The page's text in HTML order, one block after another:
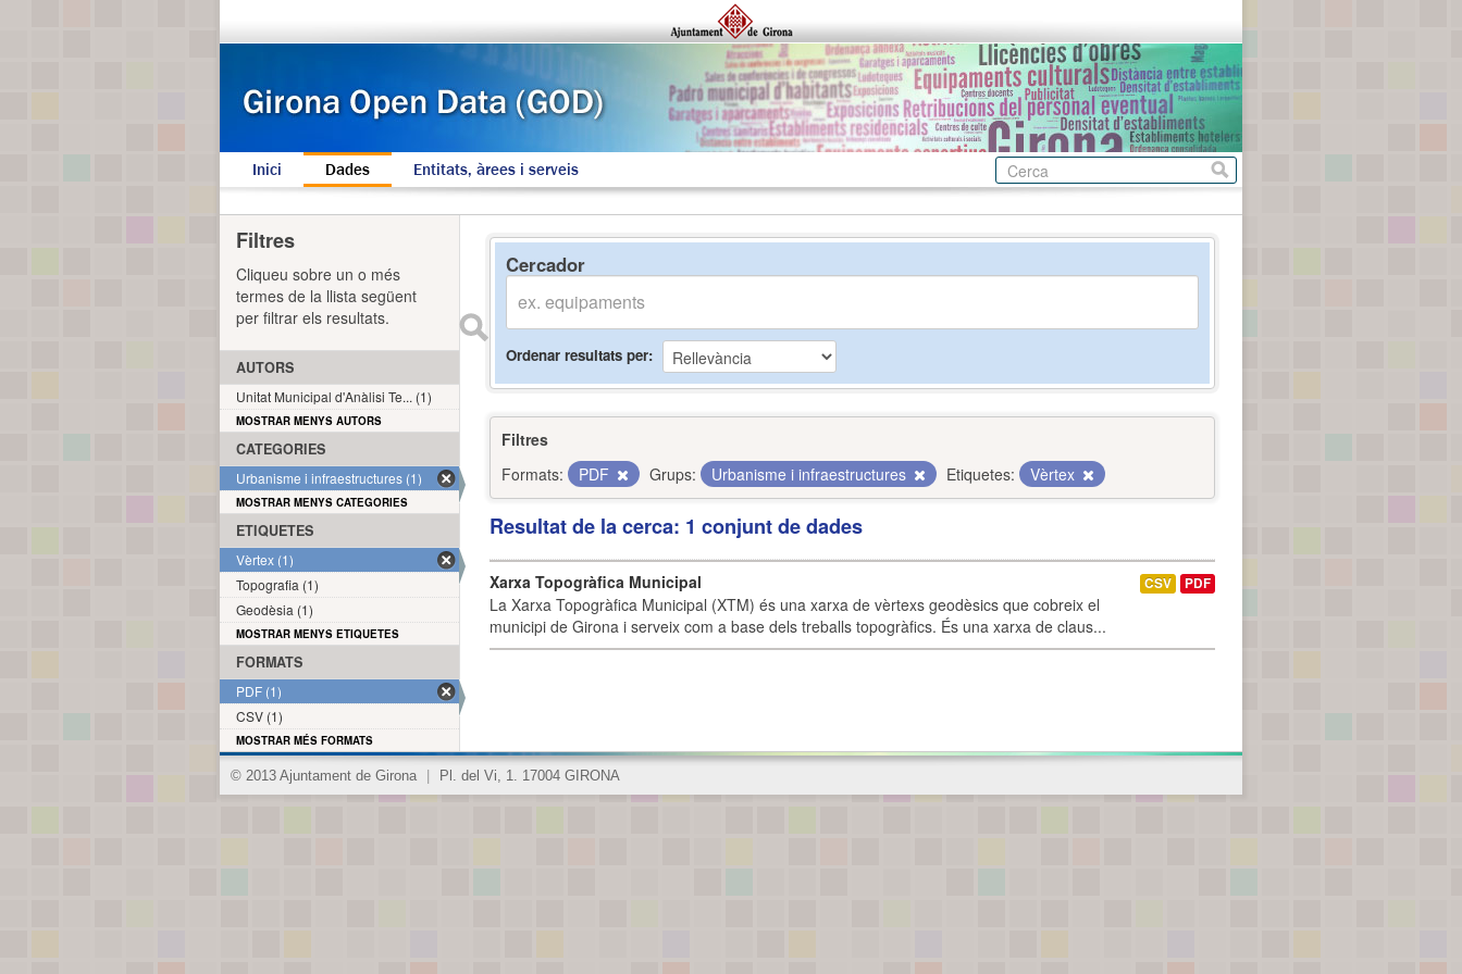
Inici Dades Entitats, àrees i serveis
Cercador
Ordenar resultats per
Filtres
Formats:
PDF Grups: Urbanisme i infraestructures Etiquetes: Vèrtex
Resultat de la cerca: 1 conjunt de dades
Xarxa Topogràfica Municipal
La Xarxa Topogràfica Municipal (XTM) és una xarxa de vèrtexs geodèsics que cobreix el
municipi de Girona i serveix com a base dels treballs topogràfics. És una xarxa de claus...
CSV PDF
Filtres
Cliqueu sobre un o més
termes de la llista següent
per filtrar els resultats.
AUTORS
Unitat Municipal d'Anàlisi Te... (1)
MOSTRAR MENYS AUTORS
CATEGORIES
Urbanisme i infraestructures (1)
MOSTRAR MENYS CATEGORIES
ETIQUETES
Vèrtex (1)
Topografia (1)
Geodèsia (1)
MOSTRAR MENYS ETIQUETES
FORMATS
PDF (1)
CSV (1)
MOSTRAR MÉS FORMATS
© 2013 Ajuntament de Girona Pl. del Vi, 1. 17004 GIRONA